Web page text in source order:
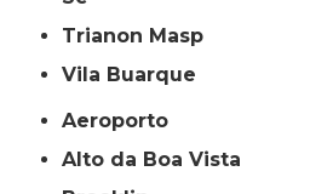
Trianon Masp
Vila Buarque
Aeroporto
Alto da Boa Vista